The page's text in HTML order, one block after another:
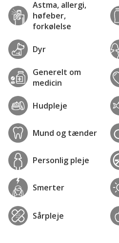
Astma, allergi,
høfeber,
forkølelse
Dyr
Generelt om
medicin
Hudpleje
Mund og tænder
Personlig pleje
Smerter
Sårpleje